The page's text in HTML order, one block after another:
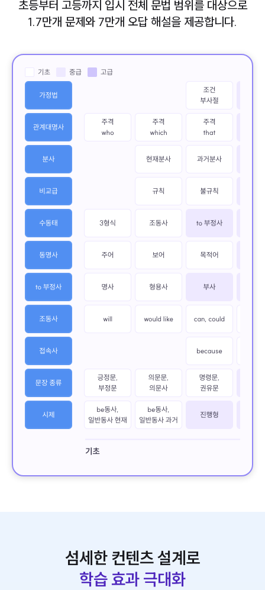
초등부터 고등까지 입시 전체 문법 범위를 대상으로
1.7만개 문제와 7만개 오답 해설을 제공합니다.
섬세한 컨텐츠 설계로
학습 효과 극대화